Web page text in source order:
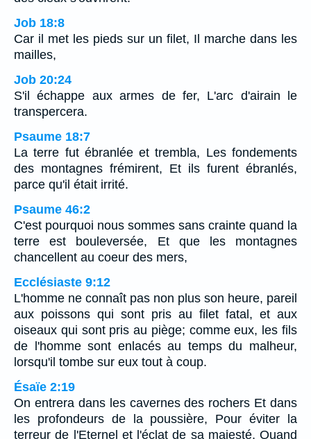
Job 18:8
Car il met les pieds sur un filet, Il marche dans les
mailles,
Job 20:24
S'il échappe aux armes de fer, L'arc d'airain le
transpercera.
Psaume 18:7
La terre fut ébranlée et trembla, Les fondements
des montagnes frémirent, Et ils furent ébranlés,
parce qu'il était irrité.
Psaume 46:2
C'est pourquoi nous sommes sans crainte quand la
terre est bouleversée, Et que les montagnes
chancellent au coeur des mers,
Ecclésiaste 9:12
L'homme ne connaît pas non plus son heure, pareil
aux poissons qui sont pris au filet fatal, et aux
oiseaux qui sont pris au piège; comme eux, les fils
de l'homme sont enlacés au temps du malheur,
lorsqu'il tombe sur eux tout à coup.
Ésaïe 2:19
On entrera dans les cavernes des rochers Et dans
les profondeurs de la poussière, Pour éviter la
terreur de l'Eternel et l'éclat de sa majesté, Quand